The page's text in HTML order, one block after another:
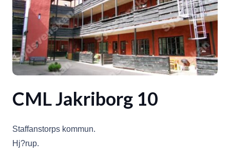
CML Jakriborg 10
Staffanstorps kommun.
Hj?rup.